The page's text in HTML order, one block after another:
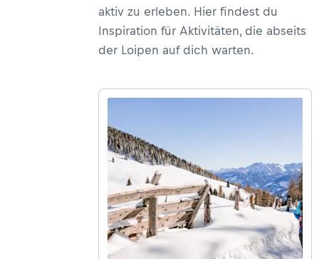
aktiv zu erleben. Hier findest du
Inspiration für Aktivitäten, die abseits
der Loipen auf dich warten.